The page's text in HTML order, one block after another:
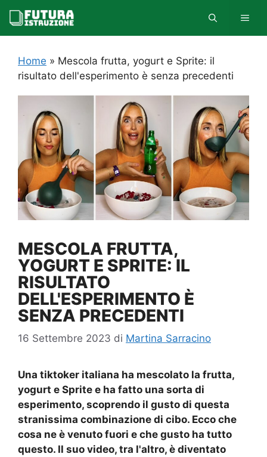
contenuto
Home » Mescola frutta, yogurt e Sprite: il
risultato dell'esperimento è senza precedenti
MESCOLA FRUTTA,
YOGURT E SPRITE: IL
RISULTATO
DELL'ESPERIMENTO È
SENZA PRECEDENTI
16 Settembre 2023 di Martina Sarracino
Una tiktoker italiana ha mescolato la frutta,
yogurt e Sprite e ha fatto una sorta di
esperimento, scoprendo il gusto di questa
stranissima combinazione di cibo. Ecco che
cosa ne è venuto fuori e che gusto ha tutto
questo. Il suo video, tra l'altro, è diventato